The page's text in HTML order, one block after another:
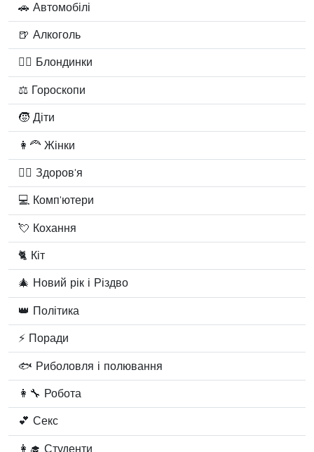
🚗 Автомобілі
🍺 Алкоголь
👱‍♀️ Блондинки
⚖ Гороскопи
🧒 Діти
👩‍🦰 Жінки
🧑‍⚕️ Здоров'я
💻 Комп'ютери
💘 Кохання
🐈 Кіт
🎄 Новий рік і Різдво
👑 Політика
⚡ Поради
🐟 Риболовля і полювання
👩‍🔧 Робота
💕 Секс
👩‍🎓 Студенти